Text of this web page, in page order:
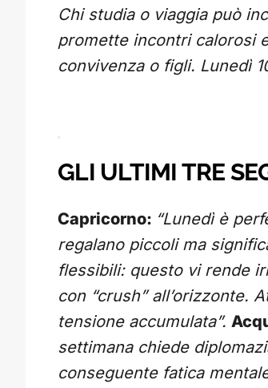
Chi studia o viaggia può
promette incontri calorosi
convivenza o figli. Lunedì
GLI ULTIMI TRE
Capricorno: “Lunedì è
regalano piccoli ma
flessibili: questo vi rende
con “crush” all’orizzonte.
tensione accumulata”.
settimana chiede
conseguente fatica